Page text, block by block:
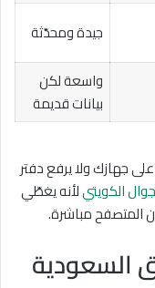
جيدة ومحدّثة
واسعة لكن
بيانات قديمة
جهازك ولا يرفع دفتر
الكويتيلأنه يغطّي
المتصفح مباشرة.
السعودية